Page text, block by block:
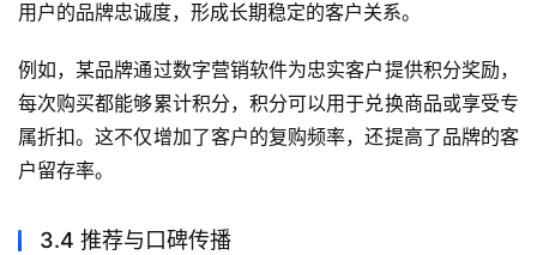
用户的品牌忠诚度，形成长期稳定的客户关系。
例如，某品牌通过数字营销软件为忠实客户提供积分奖励，
每次购买都能够累计积分，积分可以用于兑换商品或享受专
属折扣。这不仅增加了客户的复购频率，还提高了品牌的客
户留存率。
3.4 推荐与口碑传播